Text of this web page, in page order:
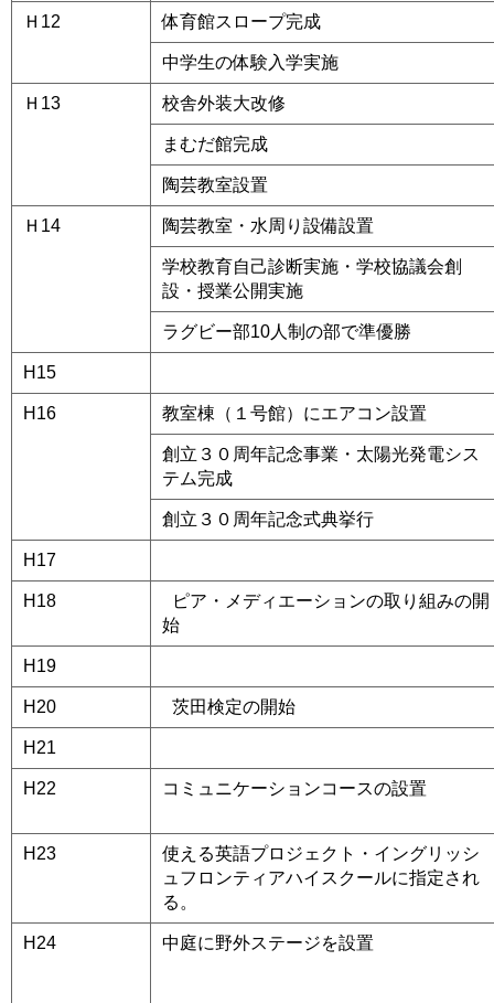
Ｈ12 体育館スロープ完成
中学生の体験入学実施
Ｈ13 校舎外装大改修
まむだ館完成
陶芸教室設置
Ｈ14 陶芸教室・水周り設備設置
学校教育自己診断実施・学校協議会創
設・授業公開実施
ラグビー部10人制の部で準優勝
H15
H16 教室棟（１号館）にエアコン設置
創立３０周年記念事業・太陽光発電シス
テム完成
創立３０周年記念式典挙行
H17
H18
ピア・メディエーションの取り組みの開
始
H19
H20 茨田検定の開始
H21
H22 コミュニケーションコースの設置
H23
使える英語プロジェクト・イングリッシ
ュフロンティアハイスクールに指定され
る。
H24 中庭に野外ステージを設置